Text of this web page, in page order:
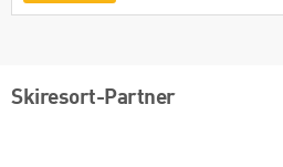
Skiresort-Partner